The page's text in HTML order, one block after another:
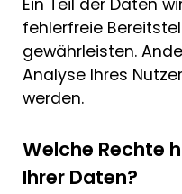
fehlerfreie
gewährleisten.
Analyse Ihres
werden.
Welche Rechte
Ihrer Daten?